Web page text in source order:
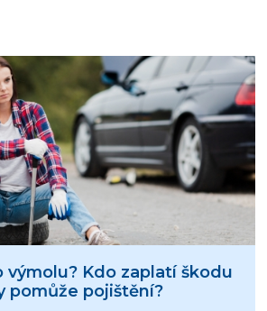
výmolu? Kdo zaplatí škodu
pomůže pojištění?